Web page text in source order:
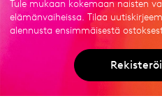
Tule mukaan kokemaan naisten
elämänvaiheissa. Tilaa
alennusta ensimmäisestä